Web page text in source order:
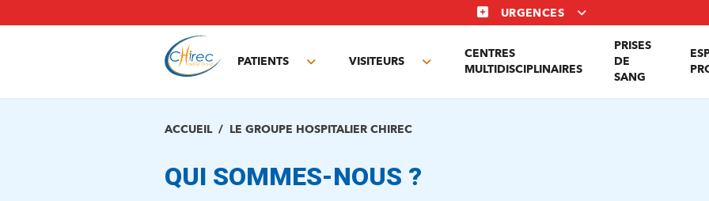
au
URGENCES
PATIENTS
Toggle
VISITEURS
Toggle
CENTRES
MULTIDISCIPLINAIRES
PRISES
DE
SANG
ACCUEIL LE GROUPE HOSPITALIER CHIREC
QUI SOMMES-NOUS ?